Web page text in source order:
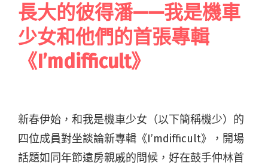
長大的彼得潘——我是機車
少女和他們的首張專輯
《I’mdifficult》
新春伊始，和我是機車少女（以下簡稱機少）的
四位成員對坐談論新專輯《I’mdifficult》，開場
話題如同年節遠房親戚的問候，好在鼓手仲林首